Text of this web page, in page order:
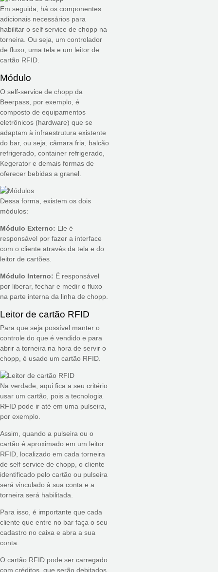
Em seguida, há os componentes
adicionais necessários para
habilitar o self service de chopp na
torneira. Ou seja, um controlador
de fluxo, uma tela e um leitor de
cartão RFID.
Módulo
O self-service de chopp da
Beerpass, por exemplo, é
composto de equipamentos
eletrônicos (hardware) que se
adaptam à infraestrutura existente
do bar, ou seja, câmara fria, balcão
refrigerado, container refrigerado,
Kegerator e demais formas de
oferecer bebidas a granel.
Dessa forma, existem os dois
módulos:
Módulo Externo: Ele é
responsável por fazer a interface
com o cliente através da tela e do
leitor de cartões.
Módulo Interno: É responsável
por liberar, fechar e medir o fluxo
na parte interna da linha de chopp.
Leitor de cartão RFID
Para que seja possível manter o
controle do que é vendido e para
abrir a torneira na hora de servir o
chopp, é usado um cartão RFID.
Na verdade, aqui fica a seu critério
usar um cartão, pois a tecnologia
RFID pode ir até em uma pulseira,
por exemplo.
Assim, quando a pulseira ou o
cartão é aproximado em um leitor
RFID, localizado em cada torneira
de self service de chopp, o cliente
identificado pelo cartão ou pulseira
será vinculado à sua conta e a
torneira será habilitada.
Para isso, é importante que cada
cliente que entre no bar faça o seu
cadastro no caixa e abra a sua
conta.
O cartão RFID pode ser carregado
com créditos, que serão debitados